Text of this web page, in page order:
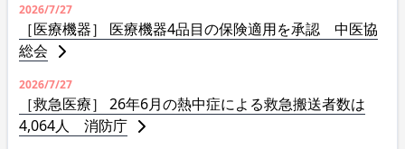
2026/7/27
［医療機器］ 医療機器4品目の保険適用を承認 中医協
総会
2026/7/27
［救急医療］ 26年6月の熱中症による救急搬送者数は
4,064人 消防庁